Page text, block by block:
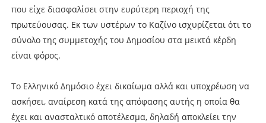
που είχε διασφαλίσει στην ευρύτερη περιοχή της
πρωτεύουσας. Εκ των υστέρων το Καζίνο ισχυρίζεται ότι το
σύνολο της συμμετοχής του Δημοσίου στα μεικτά κέρδη
είναι φόρος.
Το Ελληνικό Δημόσιο έχει δικαίωμα αλλά και υποχρέωση να
ασκήσει, αναίρεση κατά της απόφασης αυτής η οποία θα
έχει και ανασταλτικό αποτέλεσμα, δηλαδή αποκλείει την